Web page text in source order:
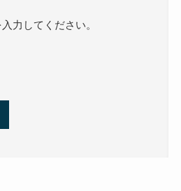
力してください。